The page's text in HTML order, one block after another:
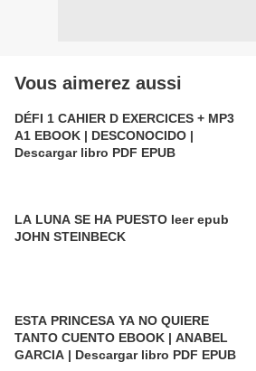
Vous aimerez aussi
DÉFI 1 CAHIER D EXERCICES + MP3
A1 EBOOK | DESCONOCIDO |
Descargar libro PDF EPUB
LA LUNA SE HA PUESTO leer epub
JOHN STEINBECK
ESTA PRINCESA YA NO QUIERE
TANTO CUENTO EBOOK | ANABEL
GARCIA | Descargar libro PDF EPUB